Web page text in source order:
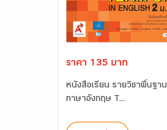
ราคา 135 บาท
หนังสือเรียน รายวิชาพื้นฐาน
ภาษาอังกฤษ T...